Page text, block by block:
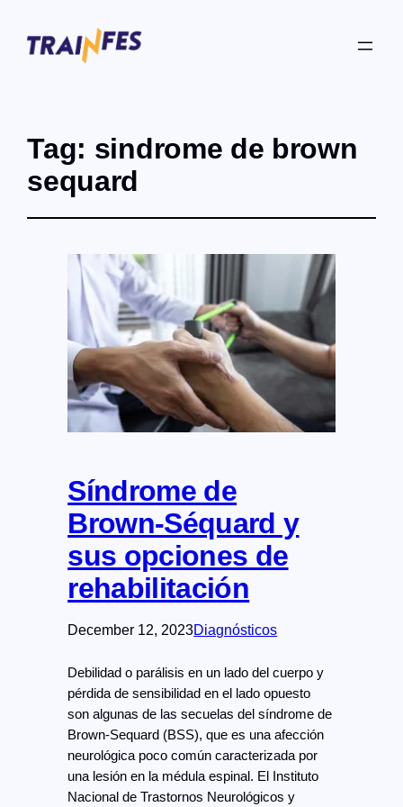
Tag: sindrome de brown
sequard
Síndrome de
Brown-Séquard y
sus opciones de
rehabilitación
December 12, 2023Diagnósticos
Debilidad o parálisis en un lado del cuerpo y
pérdida de sensibilidad en el lado opuesto
son algunas de las secuelas del síndrome de
Brown-Sequard (BSS), que es una afección
neurológica poco común caracterizada por
una lesión en la médula espinal. El Instituto
Nacional de Trastornos Neurológicos y